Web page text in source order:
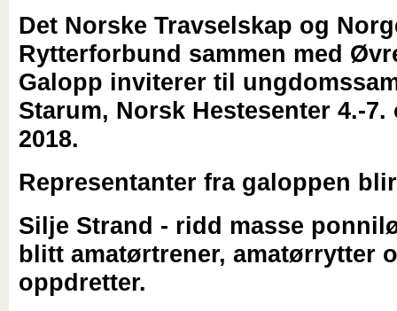
Det Norske Travselskap og
Rytterforbund sammen med
Galopp inviterer til
Starum, Norsk Hestesenter 4.-7.
2018.
Representanter fra galoppen
Silje Strand - ridd masse
blitt amatørtrener, amatørrytter
oppdretter.